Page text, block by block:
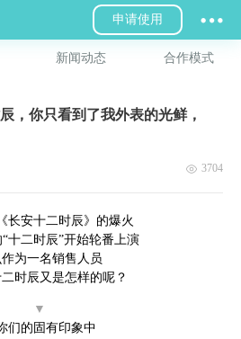
申请使用
新闻动态 合作模式
，你只看到了我外表的光鲜，
3704
长安十二时辰》的爆火
十二时辰”开始轮番上演
为一名销售人员
时辰又是怎样的呢？
▼
们的固有印象中